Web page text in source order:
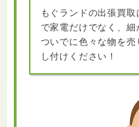
もぐランドの出張買
で家電だけでなく、細
ついでに色々な物を売
し付けください！